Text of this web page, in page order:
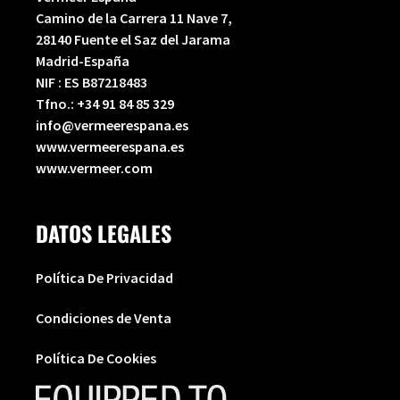
Camino de la Carrera 11 Nave 7,
28140 Fuente el Saz del Jarama
Madrid-España
NIF : ES B87218483
Tfno.: +34 91 84 85 329
info@vermeerespana.es
www.vermeerespana.es
www.vermeer.com
DATOS LEGALES
Política De Privacidad
Condiciones de Venta
Política De Cookies